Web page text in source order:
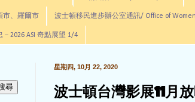
市、羅爾市 波士頓移民進步辦公室通訊/ Office of
2026 ASI 奇點展望 1/4
星期四, 10月 22, 2020
波士頓台灣影展11月